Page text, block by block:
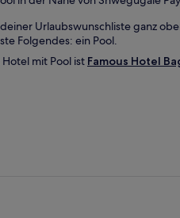
Urlaubswunschliste ganz
Folgendes: ein Pool.
mit Pool ist Famous Hotel